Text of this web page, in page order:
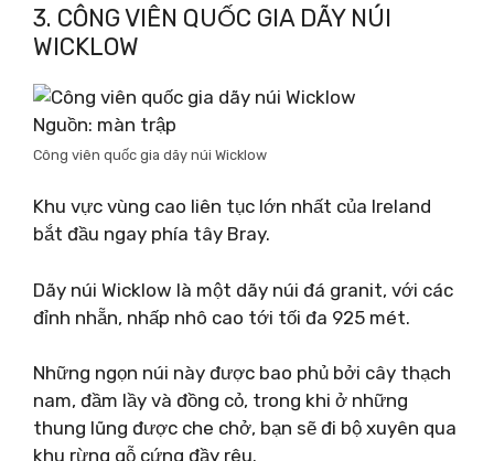
3. CÔNG VIÊN QUỐC GIA DÃY NÚI
WICKLOW
Nguồn: màn trập
Công viên quốc gia dãy núi Wicklow
Khu vực vùng cao liên tục lớn nhất của Ireland
bắt đầu ngay phía tây Bray.
Dãy núi Wicklow là một dãy núi đá granit, với các
đỉnh nhẵn, nhấp nhô cao tới tối đa 925 mét.
Những ngọn núi này được bao phủ bởi cây thạch
nam, đầm lầy và đồng cỏ, trong khi ở những
thung lũng được che chở, bạn sẽ đi bộ xuyên qua
khu rừng gỗ cứng đầy rêu.